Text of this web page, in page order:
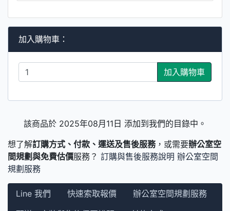
加入購物車：
加入購物車
該商品於 2025年08月11日 添加到我們的目錄中。
想了解訂購方式、付款、運送及售後服務，或需要辦公室空
間規劃與免費估價服務？ 訂購與售後服務說明 辦公室空間
規劃服務
Line 我們 快速索取報價
辦公室空間規劃服務